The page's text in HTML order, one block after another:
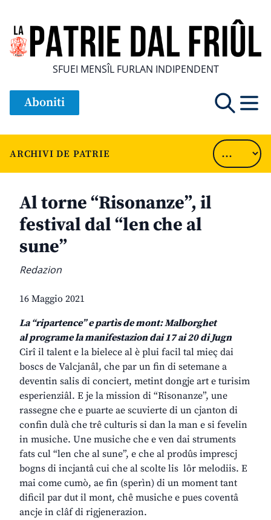
SFUEI MENSÎL FURLAN INDIPENDENT
Aboniti
ARCHIVI DE PATRIE
Al torne “Risonanze”, il
festival dal “len che al
sune”
Redazion
16 Maggio 2021
La “ripartence” e partìs de mont: Malborghet
al programe la manifestazion dai 17 ai 20 di Jugn
Cirî il talent e la bielece al è plui facil tal mieç dai
boscs de Valcjanâl, che par un fin di setemane a
deventin salis di conciert, metint dongje art e turisim
esperienziâl. E je la mission di “Risonanze”, une
rassegne che e puarte ae scuvierte di un cjanton di
confin dulà che trê culturis si dan la man e si fevelin
in musiche. Une musiche che e ven dai struments
fats cul “len che al sune”, e che al prodûs imprescj
bogns di incjantâ cui che al scolte lis lôr melodiis. E
mai come cumò, ae fin (sperìn) di un moment tant
dificil par dut il mont, chê musiche e pues coventâ
ancje in clâf di rigjenerazion.